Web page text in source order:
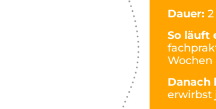
Dauer:
So läuft
Danach
erwirbst